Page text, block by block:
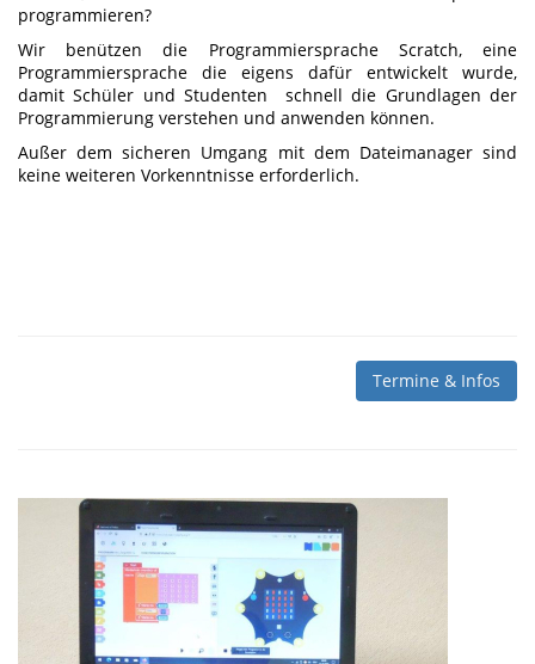
programmieren?
Wir benützen die Programmiersprache Scratch, eine
Programmiersprache die eigens dafür entwickelt wurde,
damit Schüler und Studenten schnell die Grundlagen der
Programmierung verstehen und anwenden können.
Außer dem sicheren Umgang mit dem Dateimanager sind
keine weiteren Vorkenntnisse erforderlich.
Termine & Infos